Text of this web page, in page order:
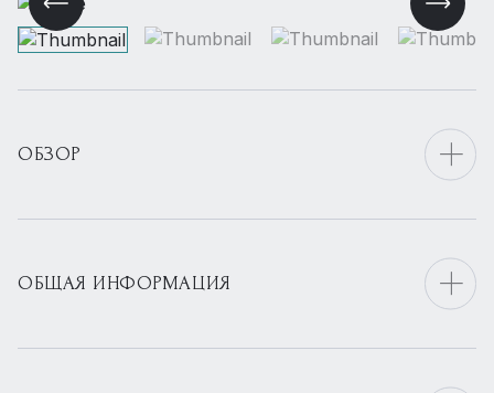
ОБЗОР
ОБЩАЯ ИНФОРМАЦИЯ